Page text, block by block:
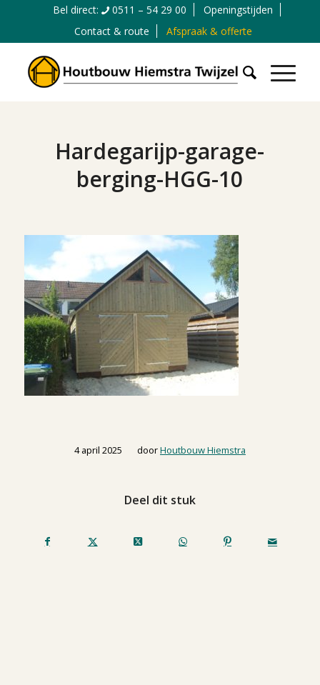
Bel direct: 0511 – 54 29 00
Openingstijden
Contact & route
Afspraak & offerte
Hardegarijp-garage-
berging-HGG-10
4 april 2025
/ doorHoutbouw Hiemstra
Deel dit stuk